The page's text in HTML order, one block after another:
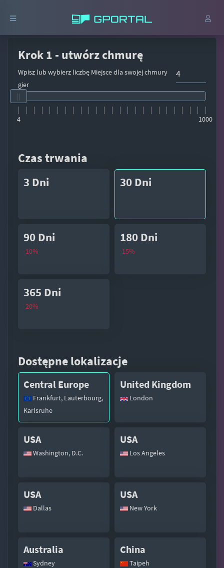
Krok 1 - utwórz chmurę
Wpisz lub wybierz liczbę Miejsce dla swojej chmury
gier
4 1000
Czas trwania
3 Dni 30 Dni
90 Dni
-10%
180 Dni
-15%
365 Dni
-20%
Dostępne lokalizacje
Central Europe
Frankfurt, Lauterbourg,
Karlsruhe
United Kingdom
London
USA
Washington, D.C.
USA
Los Angeles
USA
Dallas
USA
New York
Australia
Sydney
China
Taipeh